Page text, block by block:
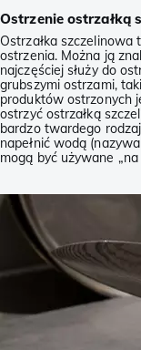
Ostrzenie ostrzałką
Ostrzałka szczelinowa
ostrzenia. Można ją
najczęściej służy do
grubszymi ostrzami,
produktów ostrzonych
ostrzyć ostrzałką
bardzo twardego
napełnić wodą
mogą być używane „na